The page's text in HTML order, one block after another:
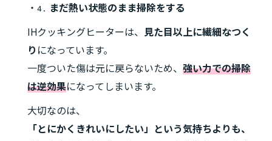
・ 4. まだ熱い状態のまま掃除をする
IHクッキングヒーターは、 見た目以上に繊細なつく
り になっています。
一度ついた傷は元に戻らないため、 強い力での掃除
は逆効果になってしまいます。
大切なのは、
「とにかくきれいにしたい」という気持ちよりも、